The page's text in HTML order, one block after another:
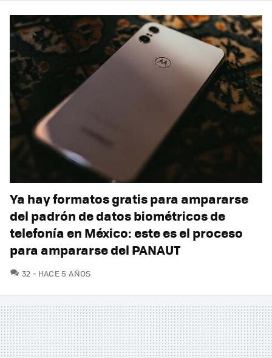
Ya hay formatos gratis para ampararse
del padrón de datos biométricos de
telefonía en México: este es el proceso
para ampararse del PANAUT
32 COMENTARIOS
HACE 5 AÑOS